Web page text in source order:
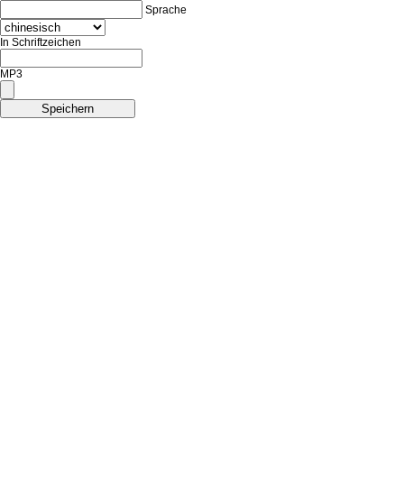
Sprache
In Schriftzeichen
MP3